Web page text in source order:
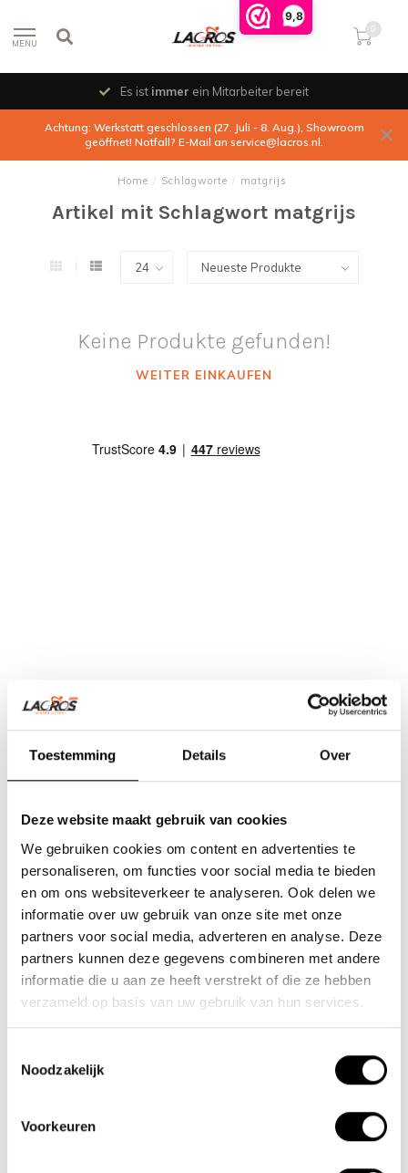
9,8
Toestemming Details Over
Deze website maakt gebruik van cookies
We gebruiken cookies om content en advertenties te
personaliseren, om functies voor social media te bieden
en om ons websiteverkeer te analyseren. Ook delen we
informatie over uw gebruik van onze site met onze
partners voor social media, adverteren en analyse. Deze
partners kunnen deze gegevens combineren met andere
informatie die u aan ze heeft verstrekt of die ze hebben
verzameld op basis van uw gebruik van hun services.
Noodzakelijk
Voorkeuren
MENU
0
Es ist immer ein Mitarbeiter bereit
Achtung: Werkstatt geschlossen (27. Juli - 8. Aug.), Showroom
geöffnet! Notfall? E-Mail an service@lacros.nl.
Home / Schlagworte / matgrijs
Artikel mit Schlagwort matgrijs
Keine Produkte gefunden!
WEITER EINKAUFEN
Team Lacros
Nieuwe Eerdsebaan 16, 5482 VS Schijndel Nederland
Handelskammernummer: 62140957
Umsatzsteuer-Identifikationsnummer: NL854680950B01
(+31) 73 203 2487
(+31) 73 203 2487
sales@lacros.nl